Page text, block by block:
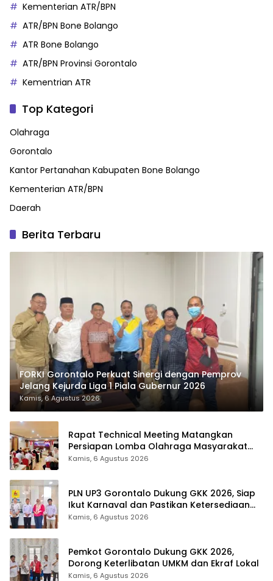
Kementerian ATR/BPN
ATR/BPN Bone Bolango
ATR Bone Bolango
ATR/BPN Provinsi Gorontalo
Kementrian ATR
Top Kategori
Olahraga
Gorontalo
Kantor Pertanahan Kabupaten Bone Bolango
Kementerian ATR/BPN
Daerah
Berita Terbaru
FORKI Gorontalo Perkuat Sinergi dengan Pemprov
Jelang Kejurda Liga 1 Piala Gubernur 2026
Kamis, 6 Agustus 2026
Rapat Technical Meeting Matangkan
Persiapan Lomba Olahraga Masyarakat
Tingkat Provinsi Gorontalo
Kamis, 6 Agustus 2026
PLN UP3 Gorontalo Dukung GKK 2026, Siap
Ikut Karnaval dan Pastikan Ketersediaan
Listrik
Kamis, 6 Agustus 2026
Pemkot Gorontalo Dukung GKK 2026,
Dorong Keterlibatan UMKM dan Ekraf Lokal
Kamis, 6 Agustus 2026